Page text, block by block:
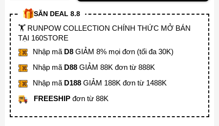
SĂN DEAL 8.8
🏋️ RUNPOW COLLECTION CHÍNH THỨC MỞ BÁN
TẠI 160STORE
Nhập mã D8 GIẢM 8% mọi đơn (tối đa 30K)
Nhập mã D88 GIẢM 88K đơn từ 888K
Nhập mã D188 GIẢM 188K đơn từ 1488K
FREESHIP đơn từ 88K